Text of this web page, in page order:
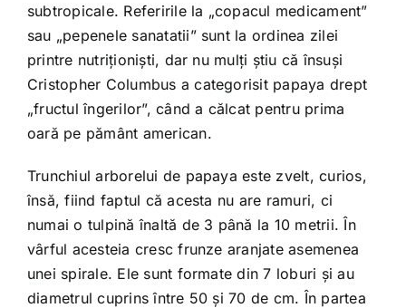
subtropicale. Referirile la „copacul medicament”
sau „pepenele sanatatii” sunt la ordinea zilei
printre nutriţionişti, dar nu mulţi ştiu că însuşi
Cristopher Columbus a categorisit papaya drept
„fructul îngerilor”, când a călcat pentru prima
oară pe pământ american.
Trunchiul arborelui de papaya este zvelt, curios,
însă, fiind faptul că acesta nu are ramuri, ci
numai o tulpină înaltă de 3 până la 10 metrii. În
vârful acesteia cresc frunze aranjate asemenea
unei spirale. Ele sunt formate din 7 loburi şi au
diametrul cuprins între 50 şi 70 de cm. În partea